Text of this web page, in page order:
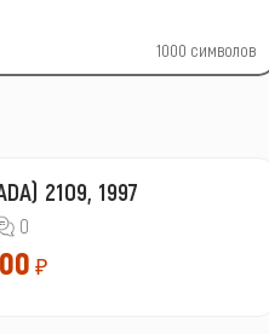
1000 символов
2109, 1997
0
₽